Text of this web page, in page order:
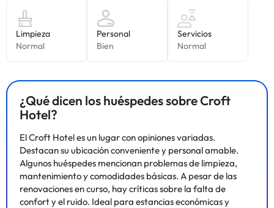
garantizan las solicitudes especiales, que están sujetas a
disponibilidad en el momento de la llegada y pueden suponer un
recargo adicional. Entre los elementos de seguridad de este
alojamiento, se incluyen los siguientes: detector de monóxido de
ventanas. Tenlo todo listo: consulta los últimos requisitos de viaje
y medidas por el COVID-19 que haya vigentes en este destino
antes de viajar. . Special instructions: Ponte en contacto con el
de reserva al menos 24 horas antes de la llegada para organizar
el registro de entrada. Los huéspedes deben ponerse en contacto
con el alojamiento con antelación para recibir las instrucciones de
entrada. El personal de recepción les estará esperando en el
alojamiento.. Minimum age: 18. Check in from: 14:00. Check in to:
2:00. . Check out: 11:00. House Rule: Se admiten niños. House
¿Qué dicen los huéspedes sobre Croft
Hotel?
El Croft Hotel es un lugar con opiniones variadas.
Destacan su ubicación conveniente y personal amable.
Algunos huéspedes mencionan problemas de limpieza,
mantenimiento y comodidades básicas. A pesar de las
renovaciones en curso, hay críticas sobre la falta de
confort y el ruido. Ideal para estancias económicas y